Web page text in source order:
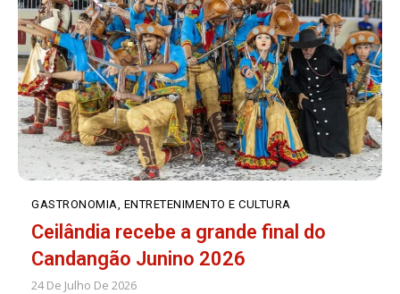
GASTRONOMIA, ENTRETENIMENTO E CULTURA
Ceilândia recebe a grande final do
Candangão Junino 2026
24 De Julho De 2026